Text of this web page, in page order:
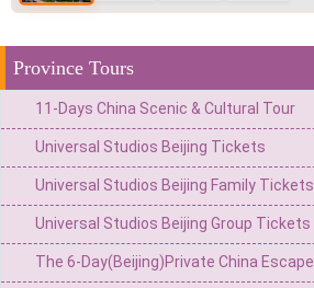
Province Tours
11-Days China Scenic & Cultural Tour
Universal Studios Beijing Tickets
Universal Studios Beijing Family Tickets
Universal Studios Beijing Group Tickets